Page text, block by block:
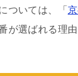
ついては、「
が選ばれる理由